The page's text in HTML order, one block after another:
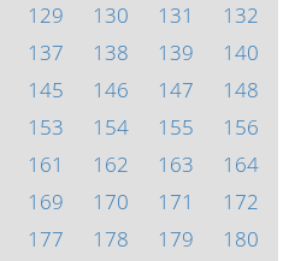
129 130 131
132
137 138 139
140
145 146 147
148
153 154 155
156
161 162 163
164
169 170 171
172
177 178 179
180